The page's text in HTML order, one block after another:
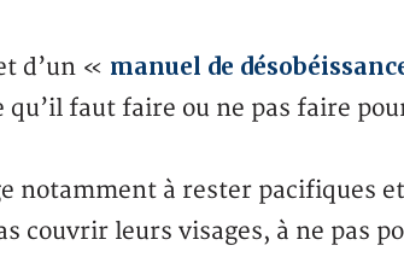
d’un « manuel de
qu’il faut faire ou ne pas faire
notamment à rester pacifiques
couvrir leurs visages, à ne pas